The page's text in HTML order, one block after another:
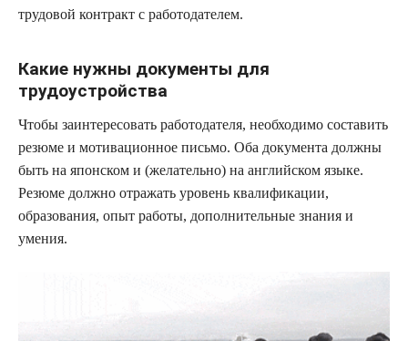
трудовой контракт с работодателем.
Какие нужны документы для
трудоустройства
Чтобы заинтересовать работодателя, необходимо составить
резюме и мотивационное письмо. Оба документа должны
быть на японском и (желательно) на английском языке.
Резюме должно отражать уровень квалификации,
образования, опыт работы, дополнительные знания и
умения.